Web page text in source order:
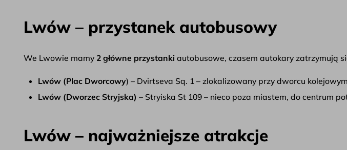
Lwów – przystanek autobusowy
We Lwowie mamy 2 główne przystanki autobusowe, czasem autokary zatrzymują
Lwów (Plac Dworcowy) – Dvirtseva Sq. 1 – zlokalizowany przy dworcu
Lwów (Dworzec Stryjska) – Stryiska St 109 – nieco poza miastem, do centrum
Lwów – najważniejsze atrakcje